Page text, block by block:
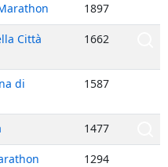
1897
Città
1662
di
1587
1477
1294